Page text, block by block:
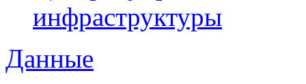
инфраструктуры
Данные